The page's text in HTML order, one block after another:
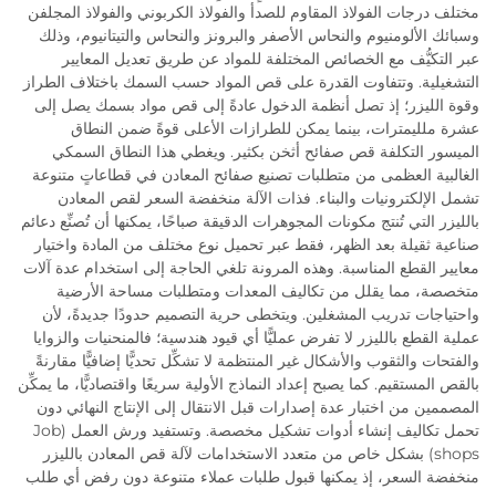
مختلف درجات الفولاذ المقاوم للصدأ والفولاذ الكربوني والفولاذ المجلفن
وسبائك الألومنيوم والنحاس الأصفر والبرونز والنحاس والتيتانيوم، وذلك
عبر التكيُّف مع الخصائص المختلفة للمواد عن طريق تعديل المعايير
التشغيلية. وتتفاوت القدرة على قص المواد حسب السمك باختلاف الطراز
وقوة الليزر؛ إذ تصل أنظمة الدخول عادةً إلى قص مواد بسمك يصل إلى
عشرة ملليمترات، بينما يمكن للطرازات الأعلى قوةً ضمن النطاق
الميسور التكلفة قص صفائح أثخن بكثير. ويغطي هذا النطاق السمكي
الغالبية العظمى من متطلبات تصنيع صفائح المعادن في قطاعاتٍ متنوعة
تشمل الإلكترونيات والبناء. فذات الآلة منخفضة السعر لقص المعادن
بالليزر التي تُنتج مكونات المجوهرات الدقيقة صباحًا، يمكنها أن تُصنِّع دعائم
صناعية ثقيلة بعد الظهر، فقط عبر تحميل نوع مختلف من المادة واختيار
معايير القطع المناسبة. وهذه المرونة تلغي الحاجة إلى استخدام عدة آلات
متخصصة، مما يقلل من تكاليف المعدات ومتطلبات مساحة الأرضية
واحتياجات تدريب المشغلين. ويتخطى حرية التصميم حدودًا جديدةً، لأن
عملية القطع بالليزر لا تفرض عمليًّا أي قيود هندسية؛ فالمنحنيات والزوايا
والفتحات والثقوب والأشكال غير المنتظمة لا تشكِّل تحديًّا إضافيًّا مقارنةً
بالقص المستقيم. كما يصبح إعداد النماذج الأولية سريعًا واقتصاديًّا، ما يمكِّن
المصممين من اختبار عدة إصدارات قبل الانتقال إلى الإنتاج النهائي دون
تحمل تكاليف إنشاء أدوات تشكيل مخصصة. وتستفيد ورش العمل (Job
shops) بشكل خاص من متعدد الاستخدامات لآلة قص المعادن بالليزر
منخفضة السعر، إذ يمكنها قبول طلبات عملاء متنوعة دون رفض أي طلب